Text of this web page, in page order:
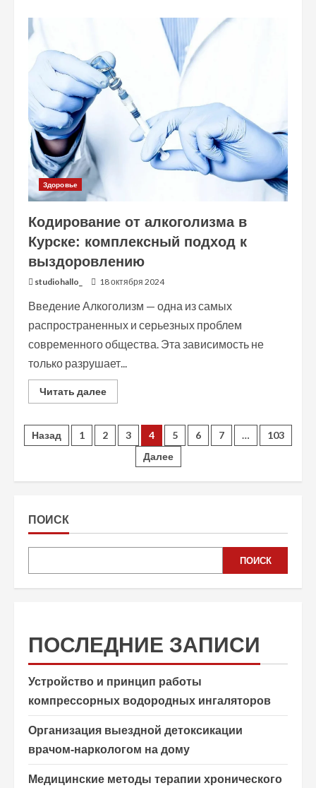
дому
в
Мурманске:
эффективные
методы
помощи
Здоровье
Кодирование от алкоголизма в
Курске: комплексный подход к
выздоровлению
studiohallo_ 18 октября 2024
Введение Алкоголизм — одна из самых
распространенных и серьезных проблем
современного общества. Эта зависимость не
только разрушает...
Читать далееRead
more
от
алкоголизма
в
комплексный
подход
Пагинация
Назад 1 2 3 4 5 6 7 …
103
Далее
ПОИСК
ПОИСК
ПОСЛЕДНИЕ ЗАПИСИ
Устройство и принцип работы
компрессорных водородных ингаляторов
Организация выездной детоксикации
врачом-наркологом на дому
Медицинские методы терапии хронического